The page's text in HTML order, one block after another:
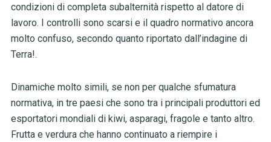
condizioni di completa subalternità rispetto al datore di
lavoro. I controlli sono scarsi e il quadro normativo ancora
molto confuso, secondo quanto riportato dall’indagine di
Terra!.
Dinamiche molto simili, se non per qualche sfumatura
normativa, in tre paesi che sono tra i principali produttori ed
esportatori mondiali di kiwi, asparagi, fragole e tanto altro.
Frutta e verdura che hanno continuato a riempire i